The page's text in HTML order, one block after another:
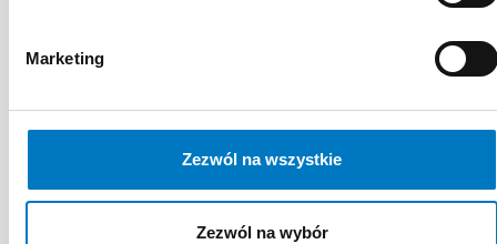
Marketing
Zezwól na wszystkie
Zezwól na wybór
Kardiologia
Moduł II: Prawidłowa
kwalifikacja i monitorowanie
pacjenta leczonego inhibitorem